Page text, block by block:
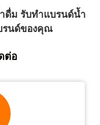
ดื่ม รับทำแบรนด์น้ำ
รนด์ของคุณ
ต่อ